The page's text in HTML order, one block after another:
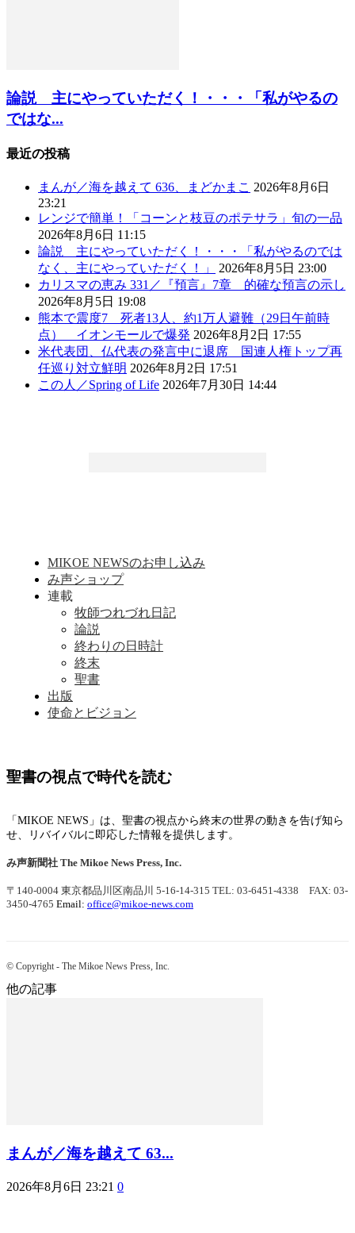
論説 主にやっていただく！・・・「私がやるの
ではな...
最近の投稿
まんが／海を越えて 636、まどかまこ 2026年8月6日
23:21
レンジで簡単！「コーンと枝豆のポテサラ」旬の一品
2026年8月6日 11:15
論説 主にやっていただく！・・・「私がやるのでは
なく、主にやっていただく！」
2026年8月5日 23:00
カリスマの恵み 331／『預言』7章 的確な預言の示し
2026年8月5日 19:08
熊本で震度7 死者13人、約1万人避難（29日午前時
点） イオンモールで爆発 2026年8月2日 17:55
米代表団、仏代表の発言中に退席 国連人権トップ再
任巡り対立鮮明 2026年8月2日 17:51
この人／Spring of Life 2026年7月30日 14:44
MIKOE NEWSのお申し込み
み声ショップ
連載
牧師つれづれ日記
論説
終わりの日時計
終末
聖書
出版
使命とビジョン
聖書の視点で時代を読む
「MIKOE NEWS」は、聖書の視点から終末の世界の動きを告げ知ら
せ、リバイバルに即応した情報を提供します。
み声新聞社 The Mikoe News Press, Inc.
〒140-0004 東京都品川区南品川 5-16-14-315 TEL: 03-6451-4338 FAX: 03-
3450-4765 Email: office@mikoe-news.com
© Copyright - The Mikoe News Press, Inc.
他の記事
まんが／海を越えて 63...
2026年8月6日 23:21 0